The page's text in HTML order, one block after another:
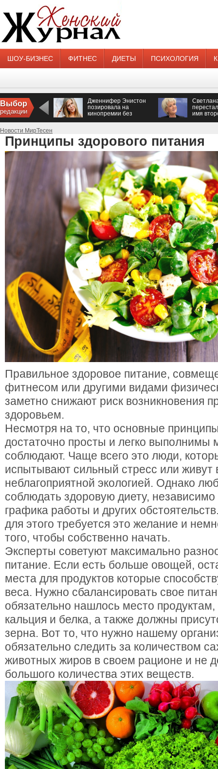
ШОУ-БИЗНЕС ФИТНЕС ДИЕТЫ ПСИХОЛОГИЯ
Выбор
редакции
Дженнифер Энистон
позировала на
кинопремии без
имя
Новости МирТесен
Принципы здорового питания
Правильное здоровое питание,
фитнесом или другими видами
заметно снижают риск возникновения
здоровьем.
Несмотря на то, что основные
достаточно просты и легко выполнимы
соблюдают. Чаще всего это люди,
испытывают сильный стресс или живут
неблагоприятной экологией. Однако
соблюдать здоровую диету,
графика работы и других
для этого требуется это желание и
того, чтобы собственно начать.
Эксперты советуют максимально
питание. Если есть больше овощей,
места для продуктов которые
веса. Нужно сбалансировать свое
обязательно нашлось место
кальция и белка, а также должны
зерна. Вот то, что нужно нашему
обязательно следить за количеством
животных жиров в своем рационе и не
большого количества этих веществ.